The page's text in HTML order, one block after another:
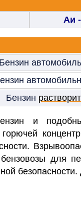
Аи
Бензин
Бензин
и
для